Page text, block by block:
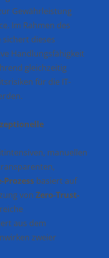
Gewährleistung
Im Rahmen des
sichert dieses
Handlungsfähigkeit
gleichzeitig
für die IT-
manuellen
Prozess basiert auf
von Zero-Trust-
aus dem
zweier